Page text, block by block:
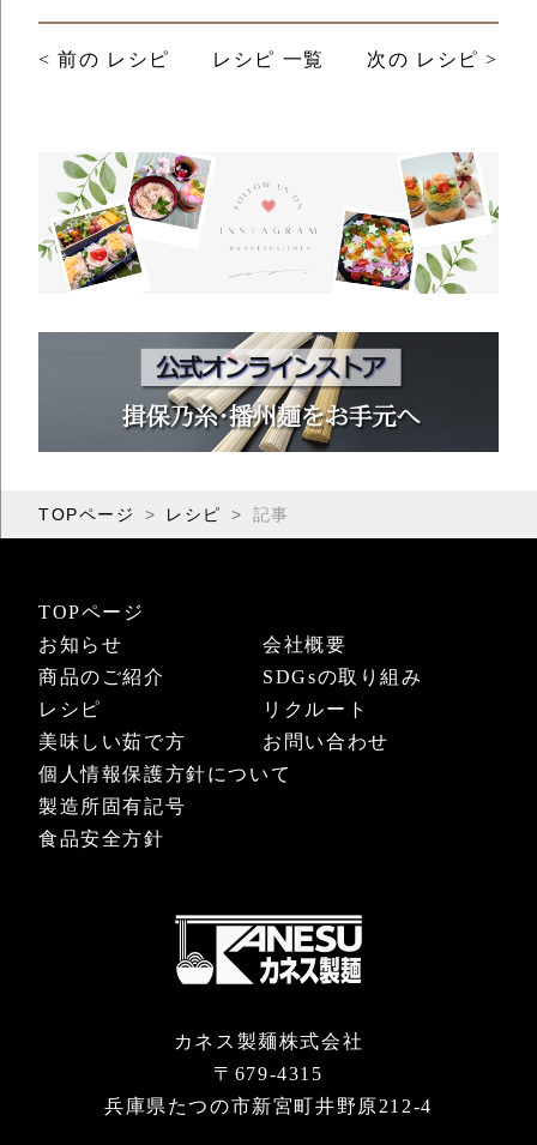
< 前の レシピ レシピ 一覧 次の レシピ >
TOPページ レシピ 記事
TOPページ
お知らせ
商品のご紹介
レシピ
美味しい茹で方
会社概要
SDGsの取り組み
リクルート
お問い合わせ
個人情報保護方針について
製造所固有記号
食品安全方針
カネス製麺株式会社
〒679-4315
兵庫県たつの市新宮町井野原212-4